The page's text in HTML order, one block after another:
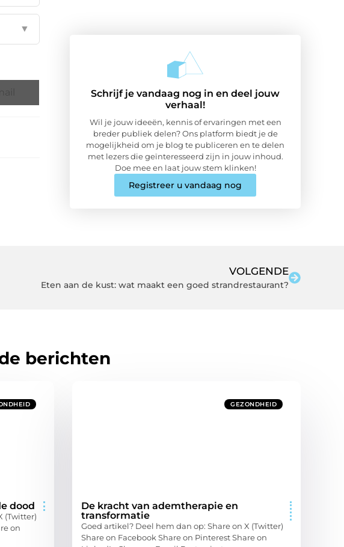
▼
Schrijf je vandaag nog in en deel jouw
verhaal!
Wil je jouw ideeën, kennis of ervaringen met een
breder publiek delen? Ons platform biedt je de
mogelijkheid om je blog te publiceren en te delen
met lezers die geïnteresseerd zijn in jouw inhoud.
Doe mee en laat jouw stem klinken!
Registreer u vandaag nog
VOLGENDE
Eten aan de kust: wat maakt een goed strandrestaurant?
berichten
dood
(Twitter)
on
GEZONDHEID
De kracht van ademtherapie en
transformatie
Goed artikel? Deel hem dan op: Share on X (Twitter)
Share on Facebook Share on Pinterest Share on